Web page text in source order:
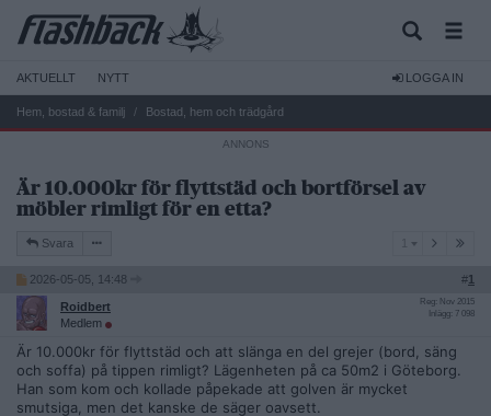
AKTUELLT NYTT LOGGA IN
Hem, bostad & familj Bostad, hem och trädgård
Är 10.000kr för flyttstäd och bortförsel av
möbler rimligt för en etta?
Svara
2026-05-05, 14:48 #1
Roidbert
Medlem
Reg: Nov 2015
Inlägg: 7 098
Är 10.000kr för flyttstäd och att slänga en del grejer (bord, säng
och soffa) på tippen rimligt? Lägenheten på ca 50m2 i Göteborg.
Han som kom och kollade påpekade att golven är mycket
smutsiga, men det kanske de säger oavsett.